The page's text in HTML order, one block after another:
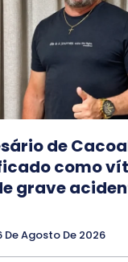
de
como
grave
De Agosto De 2026